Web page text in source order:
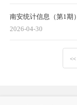
南安统计信息（第1期）
2026-04-30
<<